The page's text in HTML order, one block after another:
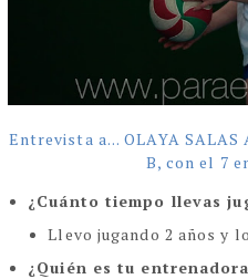
Entrevista a... OLAYA SALAS
B, con el 7
¿Cuánto tiempo llevas
Llevo jugando 2 años y
¿Quién es tu